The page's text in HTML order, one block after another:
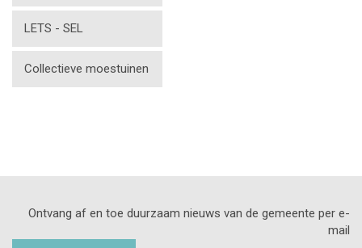
LETS - SEL
Collectieve moestuinen
Ontvang af en toe duurzaam nieuws van de gemeente per e-
mail